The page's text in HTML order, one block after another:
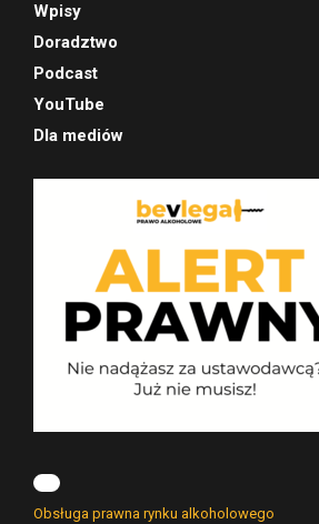
Wpisy
Doradztwo
Podcast
YouTube
Dla mediów